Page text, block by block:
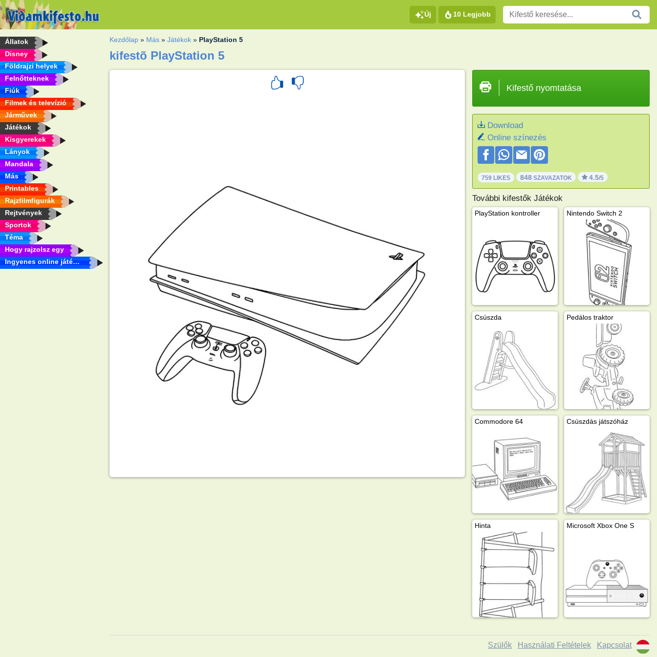
Új 10 Legjobb
Állatok
Disney
Földrajzi helyek
Felnőtteknek
Fiúk
Filmek és televízió
Járművek
Játékok
Kisgyerekek
Lányok
Mandala
Más
Printables
Rajzfilmfigurák
Rejtvények
Sportok
Téma
Hogy rajzolsz egy
Ingyenes online játékok
Kezdőlap » Más »Játékok » PlayStation 5
kifestõ PlayStation 5
Kifestő nyomtatása
Download
Online színezés
759 LIKES 848SZAVAZATOK 4.5/5
További kifestők Játékok
PlayStation kontroller Nintendo Switch 2
Csúszda Pedálos traktor
Commodore 64 Csúszdás játszóház
Hinta Microsoft Xbox One S
Szülők Használati Feltételek Kapcsolat